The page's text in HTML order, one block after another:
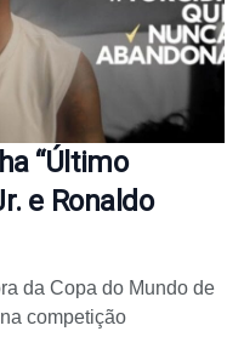
“Último
e Ronaldo
da Copa do Mundo de
competição